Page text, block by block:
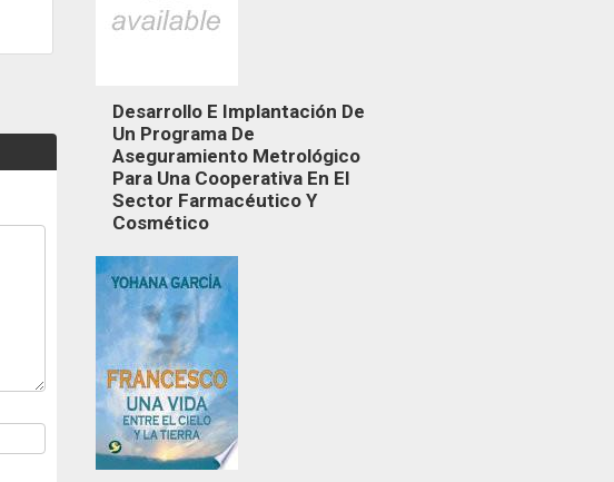
Desarrollo E Implantación De
Un Programa De
Aseguramiento Metrológico
Para Una Cooperativa En El
Sector Farmacéutico Y
Cosmético